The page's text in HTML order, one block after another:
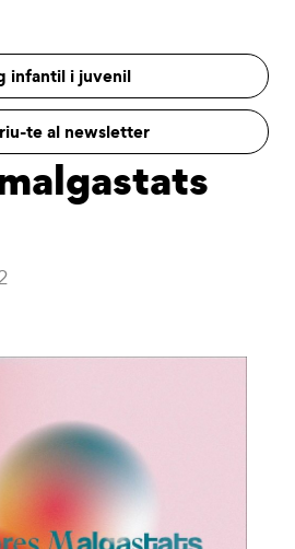
infantil i juvenil
te al newsletter